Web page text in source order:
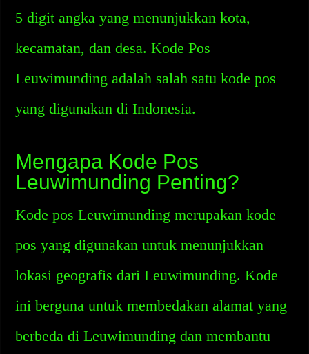
5 digit angka yang menunjukkan kota,
kecamatan, dan desa. Kode Pos
Leuwimunding adalah salah satu kode pos
yang digunakan di Indonesia.
Mengapa Kode Pos
Leuwimunding Penting?
Kode pos Leuwimunding merupakan kode
pos yang digunakan untuk menunjukkan
lokasi geografis dari Leuwimunding. Kode
ini berguna untuk membedakan alamat yang
berbeda di Leuwimunding dan membantu